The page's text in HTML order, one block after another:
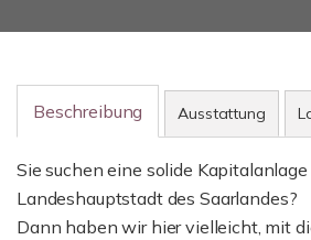
Beschreibung Ausstattung
Sie suchen eine solide
Landeshauptstadt des Saarlandes?
Dann haben wir hier vielleicht, mit